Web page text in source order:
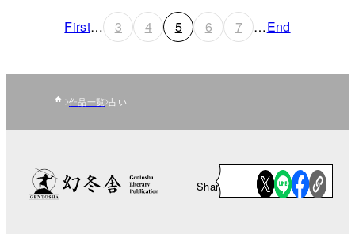
First… 3 4 5 6 7 …End
作品一覧 占い
Share